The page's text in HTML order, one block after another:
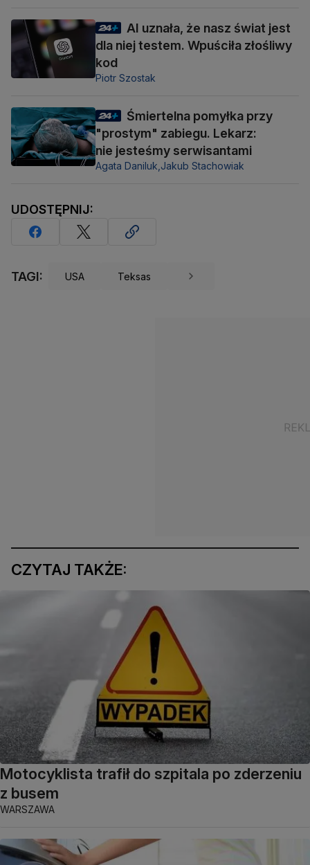
AI uznała, że nasz świat jest
dla niej testem. Wpuściła złośliwy
kod
Piotr Szostak
Śmiertelna pomyłka przy
"prostym" zabiegu. Lekarz:
nie jesteśmy serwisantami
Agata Daniluk, Jakub Stachowiak
UDOSTĘPNIJ:
TAGI: USA Teksas
CZYTAJ TAKŻE:
Motocyklista trafił do szpitala po zderzeniu
z busem
WARSZAWA